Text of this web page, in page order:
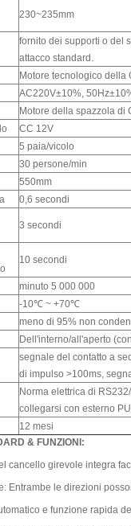
230~235mm
fornito dei supporti o del
attacco standard.
Motore tecnologico della
AC220V±10%,
Motore della spazzola di
CC 12V
5 paia/vicolo
30 persone/min
550mm
0,6 secondi
3 secondi
10 secondi
minuto 5 000 000
-10℃ ~ +70℃
meno di 95% non
Dell'interno/all'aperto
segnale del contatto a
di impulso >100ms,
Norma elettrica di
collegarsi con esterno
12 mesi
& FUNZIONI:
cancello girevole integra
Entrambe le direzioni
e funzione rapida